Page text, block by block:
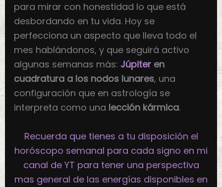
para mirar con honestidad lo que está
desbordando en tu vida. Hoy se
perfecciona un aspecto que lleva todo el
mes hablándonos, y que seguirá activo
algunas semanas más: Júpiter en
cuadratura a los nodos lunares, una
configuración que en astrología se
interpreta como una lección kármica.
Recuerda que tienes a tu disposición el
horóscopo semanal para cada signo en mi
canal de YT para tener una perspectiva
mas general de las energías disponibles en